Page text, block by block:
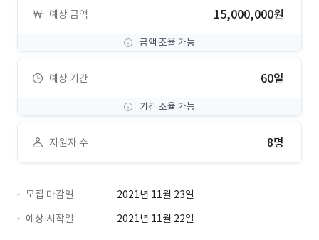
예상 금액 15,000,000원
금액 조율 가능
예상 기간 60일
기간 조율 가능
지원자 수 8명
모집 마감일
2021년 11월 23일
예상 시작일
2021년 11월 22일